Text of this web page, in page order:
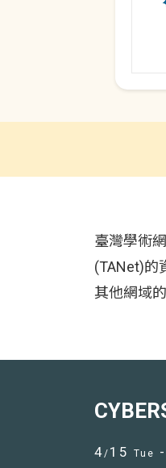
臺灣學術
(TANet)的
其他網域
4 / 15 Tue